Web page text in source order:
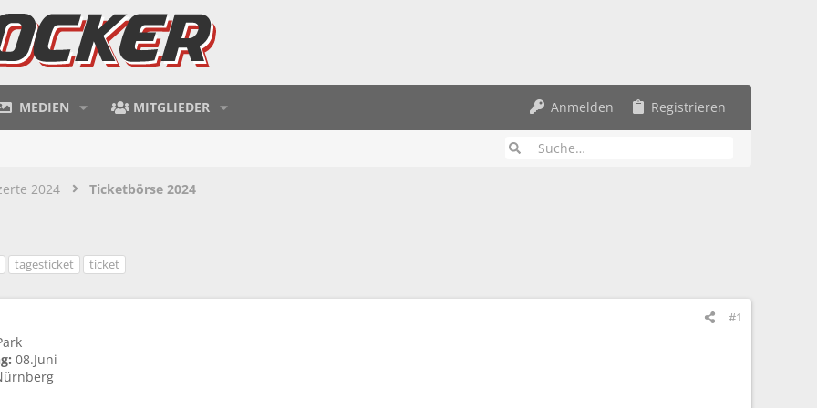
MEDIEN MITGLIEDER Anmelden Registrieren
2024 Ticketbörse 2024
tagesticket ticket
#1
08.Juni